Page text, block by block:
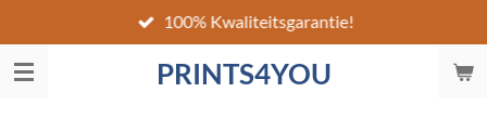
direct
naar
PRINTS4YOU
100% Kwaliteitsgarantie!